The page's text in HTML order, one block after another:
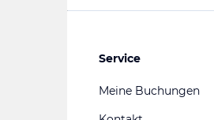
Service
Meine Buchungen